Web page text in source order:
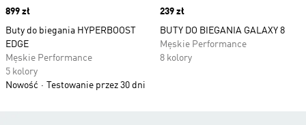
Price
899 zł
Buty do biegania HYPERBOOST
EDGE
Męskie Performance
5 kolory
Nowość
Testowanie przez 30 dni
Price
239 zł
BUTY DO BIEGANIA GALAXY 8
Męskie Performance
8 kolory